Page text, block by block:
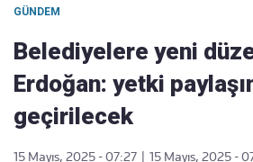
GÜNDEM
Belediyelere yeni
Erdoğan: yetki
geçirilecek
15 Mayıs, 2025 - 07:27
15 Mayıs, 2025 -